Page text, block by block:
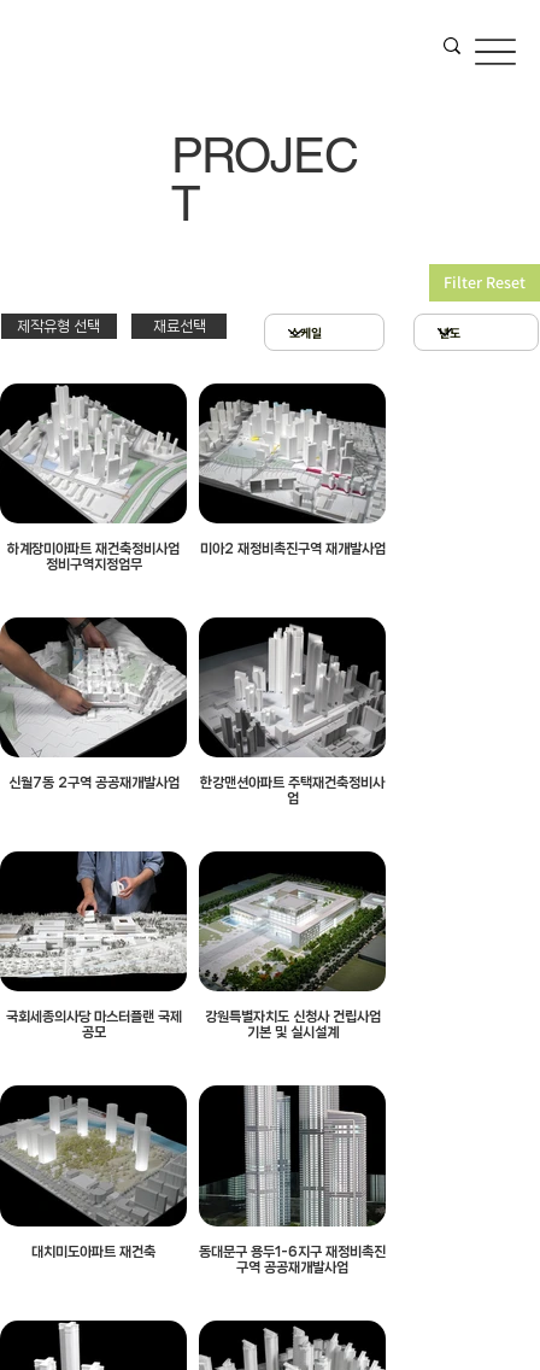
제작유형 선택 재료선택
Filter Reset
하계장미아파트 재건축정비사업
정비구역지정업무
미아2 재정비촉진구역 재개발사업
신월7동 2구역 공공재개발사업
한강맨션아파트 주택재건축정비사
업
국회세종의사당 마스터플랜 국제
공모
강원특별자치도 신청사 건립사업
기본 및 실시설계
대치미도아파트 재건축
동대문구 용두1-6지구 재정비촉진
구역 공공재개발사업
스치로폴 & 우드락
아크릴 & 3D 프린팅
확대모형
제작유형선택
PT
제출
현상
PROJEC
T